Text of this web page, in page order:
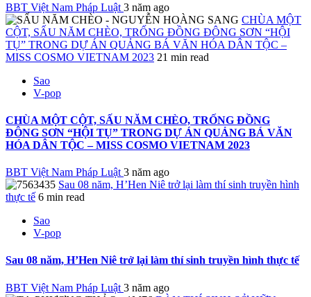
BBT Việt Nam Pháp Luật 3 năm ago
CHÙA MỘT
CỘT, SẤU NĂM CHÈO, TRỐNG ĐỒNG ĐÔNG SƠN “HỘI
TỤ” TRONG DỰ ÁN QUẢNG BÁ VĂN HÓA DÂN TỘC –
MISS COSMO VIETNAM 2023 21 min read
Sao
V-pop
CHÙA MỘT CỘT, SẤU NĂM CHÈO, TRỐNG ĐỒNG
ĐÔNG SƠN “HỘI TỤ” TRONG DỰ ÁN QUẢNG BÁ VĂN
HÓA DÂN TỘC – MISS COSMO VIETNAM 2023
BBT Việt Nam Pháp Luật 3 năm ago
Sau 08 năm, H’Hen Niê trở lại làm thí sinh truyền hình
thực tế 6 min read
Sao
V-pop
Sau 08 năm, H’Hen Niê trở lại làm thí sinh truyền hình thực tế
BBT Việt Nam Pháp Luật 3 năm ago